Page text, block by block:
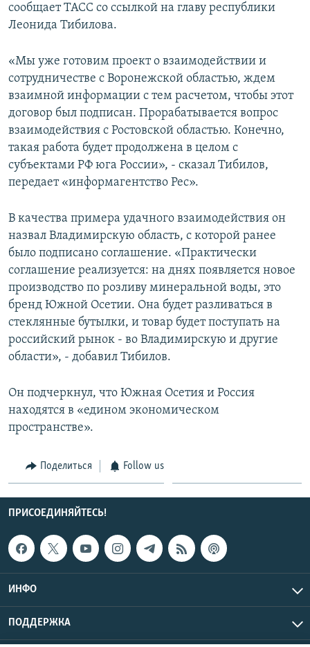
КУЛЬТУРА
МИР
ПОЗИЦИЯ
ГОЛОСА
ЧИТАЕМ ПРЕССУ
ФОТО
ПОДКАСТЫ
ПРИСОЕДИНЯЙТЕСЬ!
Все сайты РСЕ/РС
сообщает ТАСС со ссылкой на главу республики
Леонида Тибилова.
«Мы уже готовим проект о взаимодействии и
сотрудничестве с Воронежской областью, ждем
взаимной информации с тем расчетом, чтобы этот
договор был подписан. Прорабатывается вопрос
взаимодействия с Ростовской областью. Конечно,
такая работа будет продолжена в целом с
субъектами РФ юга России», - сказал Тибилов,
передает «информагентство Рес».
В качества примера удачного взаимодействия он
назвал Владимирскую область, с которой ранее
было подписано соглашение. «Практически
соглашение реализуется: на днях появляется новое
производство по розливу минеральной воды, это
бренд Южной Осетии. Она будет разливаться в
стеклянные бутылки, и товар будет поступать на
российский рынок - во Владимирскую и другие
области», - добавил Тибилов.
Он подчеркнул, что Южная Осетия и Россия
находятся в «едином экономическом
пространстве».
Поделиться Follow us
ПРИСОЕДИНЯЙТЕСЬ!
ИНФО
ПОДДЕРЖКА